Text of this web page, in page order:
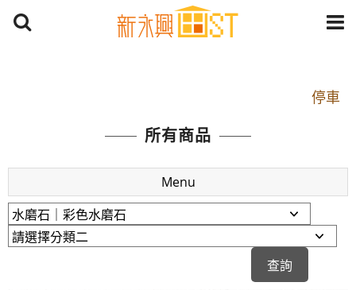
停車
捷運： 中和線【頂溪站 2 號出口】往中山路1段139
原Line已滿 無法加Line好友 請親愛的客戶加入
LINE官方帳號@a0975005573
開車：中山路1段 到永平路路口(樂華夜市口)門口可
停車
捷運： 中和線【頂溪站 2 號出口】往中山路1段139
所有商品
Menu